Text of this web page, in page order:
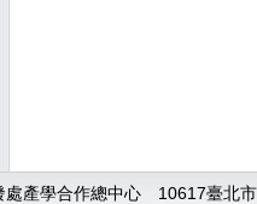
處產學合作總中心 10617臺